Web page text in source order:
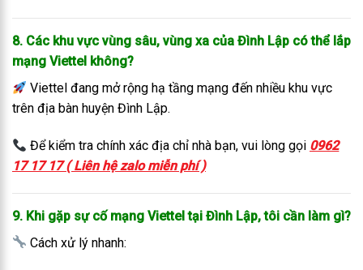
8. Các khu vực vùng sâu, vùng xa của Đình Lập có thể lắp
mạng Viettel không?
Viettel đang mở rộng hạ tầng mạng đến nhiều khu vực
trên địa bàn huyện Đình Lập.
Để kiểm tra chính xác địa chỉ nhà bạn, vui lòng gọi 0962
17 17 17 ( Liên hệ zalo miễn phí )
9. Khi gặp sự cố mạng Viettel tại Đình Lập, tôi cần làm gì?
Cách xử lý nhanh: